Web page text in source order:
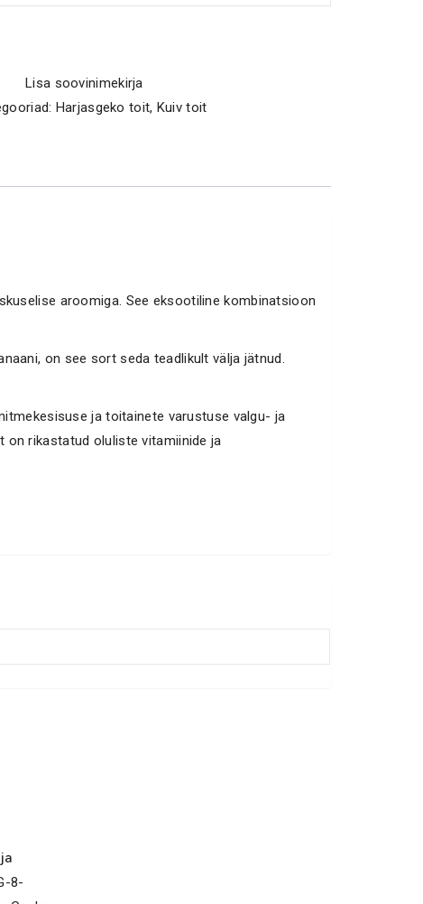
Lisa soovinimekirja
Harjasgeko toit, Kuiv toit
aroomiga. See eksootiline kombinatsioon
on see sort seda teadlikult välja jätnud.
ja toitainete varustuse valgu- ja
on rikastatud oluliste vitamiinide ja